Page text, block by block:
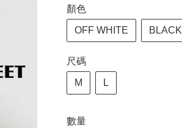
顏色
OFF WHITE BLACK
尺碼
M L
數量